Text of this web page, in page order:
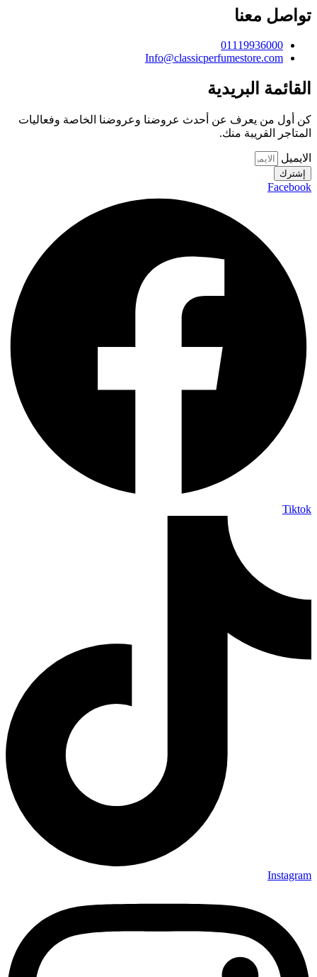
تواصل معنا
01119936000
Info@classicperfumestore.com
القائمة البريدية
كن أول من يعرف عن أحدث عروضنا وعروضنا الخاصة وفعاليات
المتاجر القريبة منك.
الايميل
إشترك
Facebook
Tiktok
Instagram